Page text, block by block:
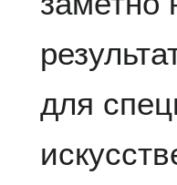
для